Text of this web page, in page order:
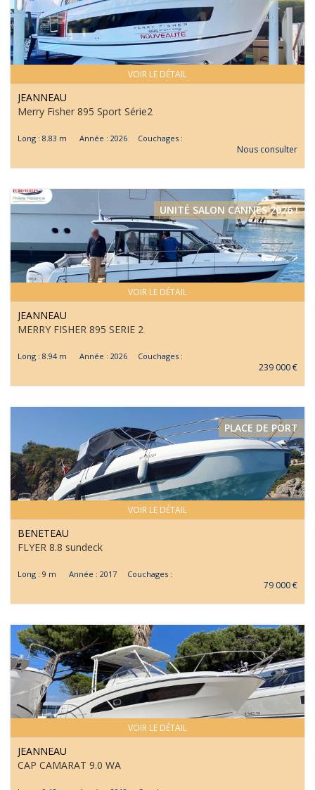
VOIR LE DÉTAIL
JEANNEAU
Merry Fisher 895 Sport Série2
Long : 8.83 m Année : 2026 Couchages :
Nous consulter
VOIR LE DÉTAIL
UNITÉ SALON CANNES 2026 !
JEANNEAU
MERRY FISHER 895 SERIE 2
Long : 8.94 m Année : 2026 Couchages :
239 000 €
VOIR LE DÉTAIL
PLACE DE PORT
BENETEAU
FLYER 8.8 sundeck
Long : 9 m Année : 2017 Couchages :
79 000 €
VOIR LE DÉTAIL
JEANNEAU
CAP CAMARAT 9.0 WA